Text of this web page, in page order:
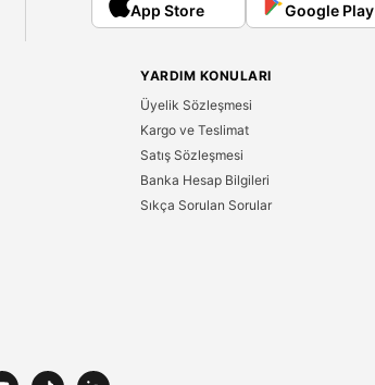
App Store Google Play
YARDIM KONULARI
Üyelik Sözleşmesi
Kargo ve Teslimat
Satış Sözleşmesi
Banka Hesap Bilgileri
Sıkça Sorulan Sorular